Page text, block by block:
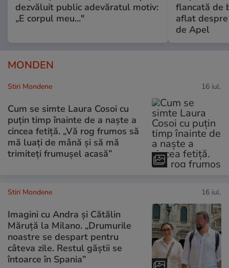
dezvăluit public adevăratul motiv:
„E corpul meu..."
flancată de
aflat
de Apel
MONDEN
Stiri Mondene 16 iul.
Cum se simte Laura Cosoi cu
puțin timp înainte de a naște a
cincea fetiță. „Vă rog frumos să
mă luați de mână și să mă
trimiteți frumușel acasă”
Stiri Mondene 16 iul.
Imagini cu Andra și Cătălin
Măruță la Milano. „Drumurile
noastre se despart pentru
câteva zile. Restul găștii se
întoarce în Spania”